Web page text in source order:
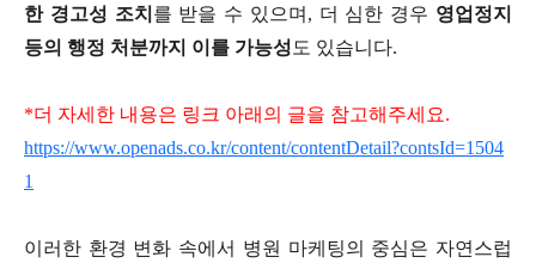
한 경고성 조치 를 받을 수 있으며 , 더 심한 경우 영업정지
등의 행정 처분까지 이를 가능성 도 있습니다.
*더 자세한 내용은 링크 아래의 글을 참고해주세요.
https://www.openads.co.kr/content/contentDetail?contsId=1504
1
이러한 환경 변화 속에서 병원 마케팅의 중심은 자연스럽